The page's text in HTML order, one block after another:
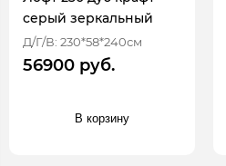
серый зеркальный
Д/Г/В: 230*58*240см
56900 руб.
В корзину